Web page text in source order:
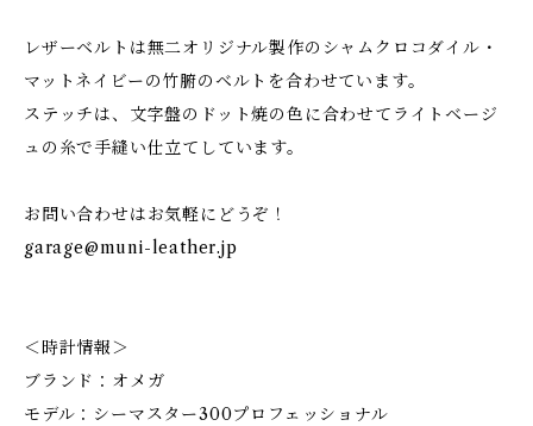
レザーベルトは無二オリジナル製作のシャムクロコダイル・
マットネイビーの竹腑のベルトを合わせています。
ステッチは、文字盤のドット焼の色に合わせてライトベージ
ュの糸で手縫い仕立てしています。
お問い合わせはお気軽にどうぞ！
garage@muni-leather.jp
＜時計情報＞
ブランド：オメガ
モデル：シーマスター300プロフェッショナル